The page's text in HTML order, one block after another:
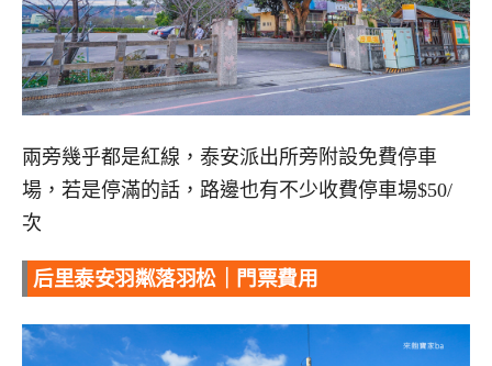
兩旁幾乎都是紅線，泰安派出所旁附設免費停車
場，若是停滿的話，路邊也有不少收費停車場$50/
次
后里泰安羽粼落羽松｜門票費用